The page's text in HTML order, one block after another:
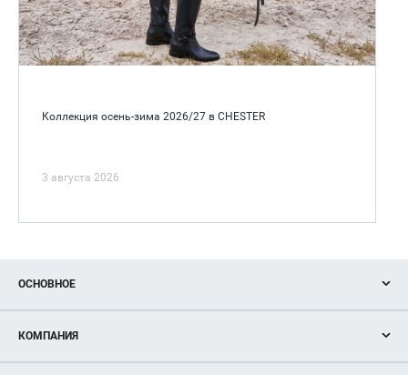
Коллекция осень-зима 2026/27 в CHESTER
3 августа 2026
ОСНОВНОЕ
Новости
Магазины
КОМПАНИЯ